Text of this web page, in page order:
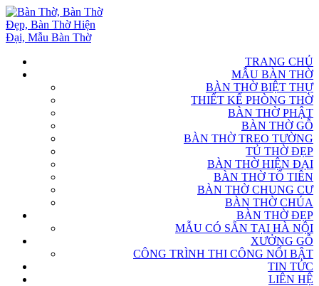
TRANG CHỦ
MẪU BÀN THỜ
BÀN THỜ BIỆT THỰ
THIẾT KẾ PHÒNG THỜ
BÀN THỜ PHẬT
BÀN THỜ GỖ
BÀN THỜ TREO TƯỜNG
TỦ THỜ ĐẸP
BÀN THỜ HIỆN ĐẠI
BÀN THỜ TỔ TIÊN
BÀN THỜ CHUNG CƯ
BÀN THỜ CHÚA
BÀN THỜ ĐẸP
MẪU CÓ SẴN TẠI HÀ NỘI
XƯỞNG GỖ
CÔNG TRÌNH THI CÔNG NỔI BẬT
TIN TỨC
LIÊN HỆ